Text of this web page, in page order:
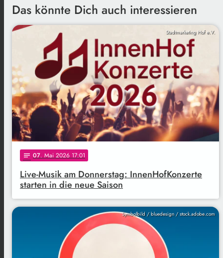
Das könnte Dich auch interessieren
Stadtmarketing Hof e.V.
notes 07. Mai 2026 17:01
Live-Musik am Donnerstag: InnenHofKonzerte
starten in die neue Saison
Symbolbild / bluedesign / stock.adobe.com